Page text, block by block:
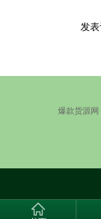
发
爆款货源